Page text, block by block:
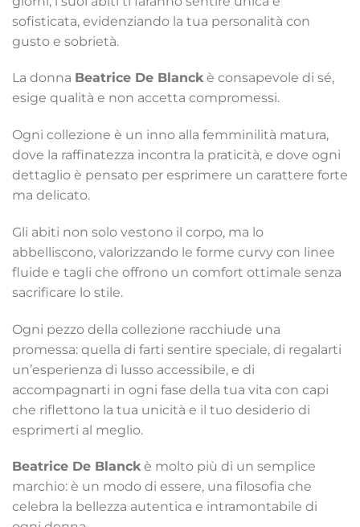
sofisticata, evidenziando la tua personalità con
gusto e sobrietà.
La donna Beatrice De Blanckè consapevole di sé,
esige qualità e non accetta compromessi.
Ogni collezione è un inno alla femminilità matura,
dove la raffinatezza incontra la praticità, e dove ogni
dettaglio è pensato per esprimere un carattere forte
ma delicato.
Gli abiti non solo vestono il corpo, ma lo
abbelliscono, valorizzando le forme curvy con linee
fluide e tagli che offrono un comfort ottimale senza
sacrificare lo stile.
Ogni pezzo della collezione racchiude una
promessa: quella di farti sentire speciale, di regalarti
un’esperienza di lusso accessibile, e di
accompagnarti in ogni fase della tua vita con capi
che riflettono la tua unicità e il tuo desiderio di
esprimerti al meglio.
Beatrice De Blanckè molto più di un semplice
marchio: è un modo di essere, una filosofia che
celebra la bellezza autentica e intramontabile di